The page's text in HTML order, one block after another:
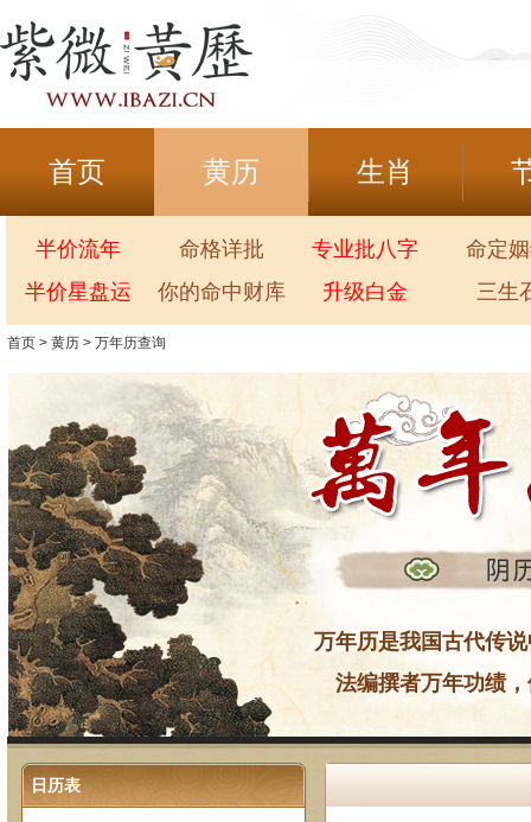
首页 黄历 生肖
半价流年 命格详批 专业批八字
命定
半价星盘运
你的命中财库 升级白金 三生
首页 > 黄历 > 万年历查询
万年历是我国古代传
法编撰者万年功绩
日历表